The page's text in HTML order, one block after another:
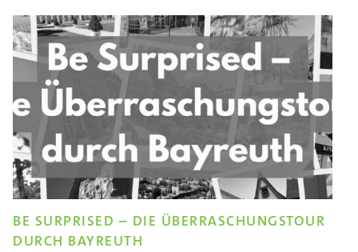
BE SURPRISED – DIE ÜBERRASCHUNGSTOUR
DURCH BAYREUTH